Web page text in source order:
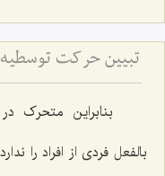
بنابراین
بالفعل فردی از افراد را